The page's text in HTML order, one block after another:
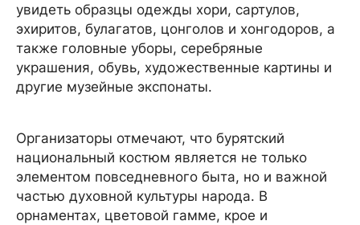
увидеть образцы одежды хори, сартулов,
эхиритов, булагатов, цонголов и хонгодоров, а
также головные уборы, серебряные
украшения, обувь, художественные картины и
другие музейные экспонаты.
Организаторы отмечают, что бурятский
национальный костюм является не только
элементом повседневного быта, но и важной
частью духовной культуры народа. В
орнаментах, цветовой гамме, крое и